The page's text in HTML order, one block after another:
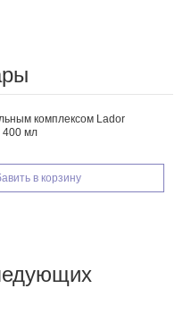
комплексом Lador
400 мл
в корзину